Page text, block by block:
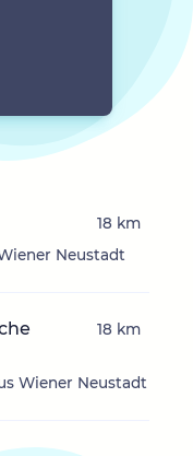
Neustadt
18 km
Wiener Neustadt
18 km